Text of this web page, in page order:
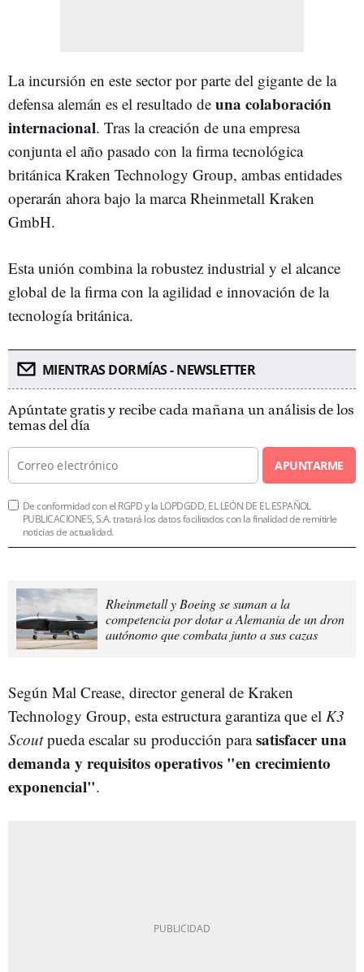
La incursión en este sector por parte del gigante de la
defensa alemán es el resultado de una colaboración
internacional. Tras la creación de una empresa
conjunta el año pasado con la firma tecnológica
británica Kraken Technology Group, ambas entidades
operarán ahora bajo la marca Rheinmetall Kraken
GmbH.
Esta unión combina la robustez industrial y el alcance
global de la firma con la agilidad e innovación de la
tecnología británica.
MIENTRAS DORMÍAS - NEWSLETTER
Apúntate gratis y recibe cada mañana un análisis de los
temas del día
APUNTARME
De conformidad con el RGPD y la LOPDGDD, EL LEÓN DE EL ESPAÑOL
PUBLICACIONES, S.A. tratará los datos facilitados con la finalidad de remitirle
noticias de actualidad.
Rheinmetall y Boeing se suman a la
competencia por dotar a Alemania de un dron
autónomo que combata junto a sus cazas
Según Mal Crease, director general de Kraken
Technology Group, esta estructura garantiza que el K3
Scoutpueda escalar su producción parasatisfacer una
demanda y requisitos operativos "en crecimiento
exponencial".